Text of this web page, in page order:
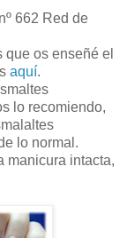
662 Red de
os enseñé el
aquí.
lo recomiendo,
lo normal.
manicura intacta,